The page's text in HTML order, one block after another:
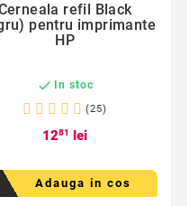

refil Black
pentru imprimante
HP
 In stoc
(25)
1281 lei
Adauga in cos